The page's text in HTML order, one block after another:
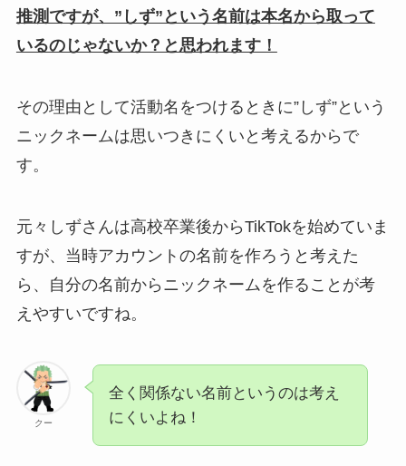
推測ですが、”しず”という名前は本名から取って
いるのじゃないか？と思われます！
その理由として活動名をつけるときに”しず”という
ニックネームは思いつきにくいと考えるからで
す。
元々しずさんは高校卒業後からTikTokを始めていま
すが、当時アカウントの名前を作ろうと考えた
ら、自分の名前からニックネームを作ることが考
えやすいですね。
クー
全く関係ない名前というのは考え
にくいよね！